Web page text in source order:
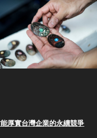
厚實台灣企業的永續競爭